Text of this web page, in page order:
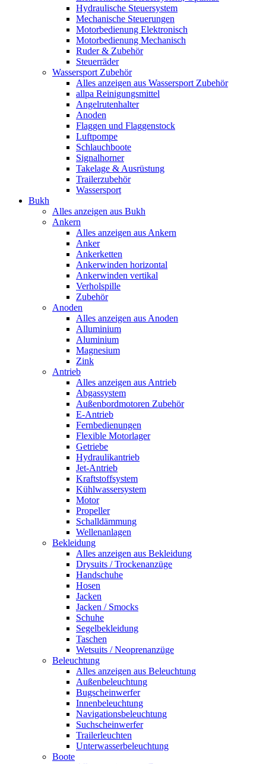
Hydraulische Steuersystem
Mechanische Steuerungen
Motorbedienung Elektronisch
Motorbedienung Mechanisch
Ruder & Zubehör
Steuerräder
Wassersport Zubehör
Alles anzeigen aus Wassersport Zubehör
allpa Reinigungsmittel
Angelrutenhalter
Anoden
Flaggen und Flaggenstock
Luftpompe
Schlauchboote
Signalhorner
Takelage & Ausrüstung
Trailerzubehör
Wassersport
Bukh
Alles anzeigen aus Bukh
Ankern
Alles anzeigen aus Ankern
Anker
Ankerketten
Ankerwinden horizontal
Ankerwinden vertikal
Verholspille
Zubehör
Anoden
Alles anzeigen aus Anoden
Alluminium
Aluminium
Magnesium
Zink
Antrieb
Alles anzeigen aus Antrieb
Abgassystem
Außenbordmotoren Zubehör
E-Antrieb
Fernbedienungen
Flexible Motorlager
Getriebe
Hydraulikantrieb
Jet-Antrieb
Kraftstoffsystem
Kühlwassersystem
Motor
Propeller
Schalldämmung
Wellenanlagen
Bekleidung
Alles anzeigen aus Bekleidung
Drysuits / Trockenanzüge
Handschuhe
Hosen
Jacken
Jacken / Smocks
Schuhe
Segelbekleidung
Taschen
Wetsuits / Neoprenanzüge
Beleuchtung
Alles anzeigen aus Beleuchtung
Außenbeleuchtung
Bugscheinwerfer
Innenbeleuchtung
Navigationsbeleuchtung
Suchscheinwerfer
Trailerleuchten
Unterwasserbeleuchtung
Boote